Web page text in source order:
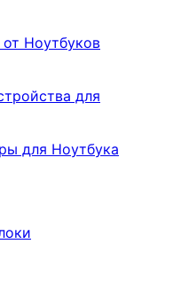
Ноутбуков
для
для Ноутбука